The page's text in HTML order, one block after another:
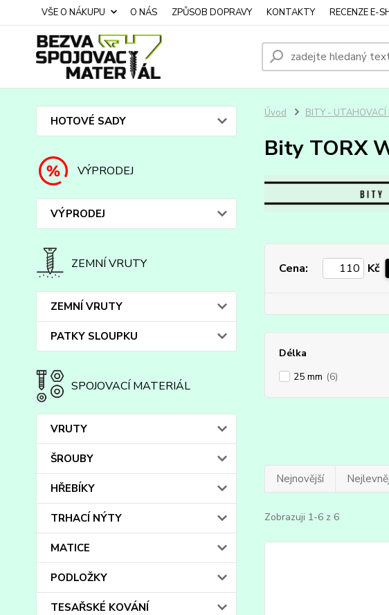
VŠE O NÁKUPU O NÁS ZPŮSOB DOPRAVY KONTAKTY RECENZE E-
HOTOVÉ SADY
VÝPRODEJ
VÝPRODEJ
ZEMNÍ VRUTY
ZEMNÍ VRUTY
PATKY SLOUPKU
SPOJOVACÍ MATERIÁL
VRUTY
ŠROUBY
HŘEBÍKY
TRHACÍ NÝTY
MATICE
PODLOŽKY
TESAŘSKÉ KOVÁNÍ
Úvod BITY - UTAHOVACÍ
Bity TORX
Cena: Kč
Délka
25 mm (6)
Nejnovější
Zobrazuji 1-6 z 6